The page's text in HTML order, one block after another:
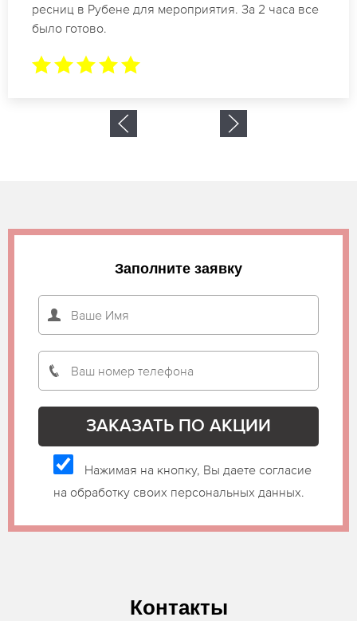
ресниц в Рубене. Великолепный результат. Буду
обращаться еще.
Заполните заявку
Нажимая на кнопку, Вы даете согласие
на обработку своих персональных данных.
Контакты